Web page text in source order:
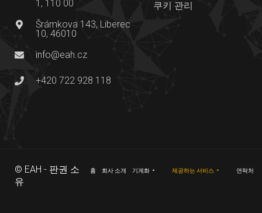
1, 110 00
Šrámkova 143, Liberec
10, 46010
info@eah.cz
+420 722 928 118
쿠키 관리
© EAH - 판권 소
유
홈 회사 소개 기계화 제공하는 서비스 연락처